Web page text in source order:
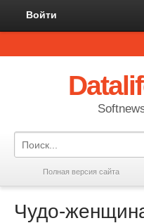
Войти
Полная версия сайта
Чудо-